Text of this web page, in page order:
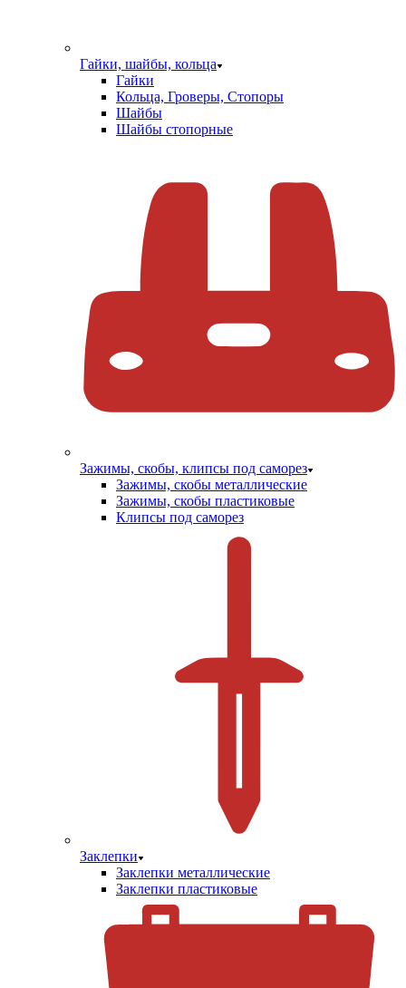
Гайки, шайбы, кольца
Гайки
Кольца, Гроверы, Стопоры
Шайбы
Шайбы стопорные
Зажимы, скобы, клипсы под саморез
Зажимы, скобы металлические
Зажимы, скобы пластиковые
Клипсы под саморез
Заклепки
Заклепки металлические
Заклепки пластиковые